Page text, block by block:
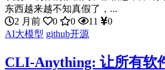
东西越来越不知真假了，...
2 月前
0 0 11
0
AI大模型 github开源
CLI-Anything: 让所有软